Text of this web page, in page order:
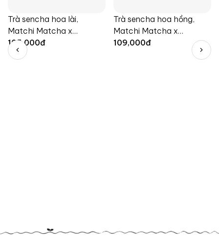
Trà sencha hoa lài,
Matchi Matcha x
Langfarm
105,000đ
Trà sencha hoa hồng,
Matchi Matcha x
Langfarm
109,000đ